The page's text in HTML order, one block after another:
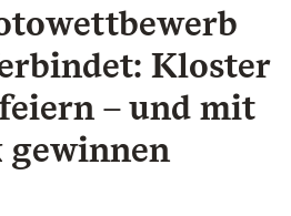
Kloster
– und mit
gewinnen